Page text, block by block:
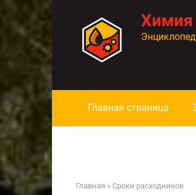
контенту
Главная страница
Главная » Сроки расходников